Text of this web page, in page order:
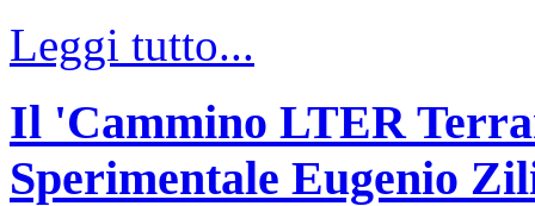
Leggi tutto...
Il 'Cammino LTER
Sperimentale Eugenio